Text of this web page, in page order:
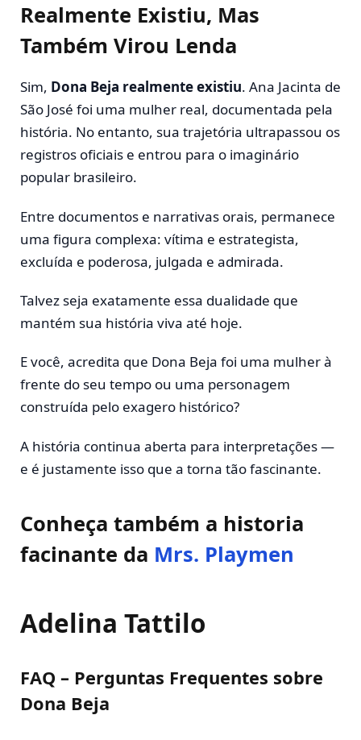
Realmente Existiu, Mas
Também Virou Lenda
Sim, Dona Beja realmente existiu. Ana Jacinta de
São José foi uma mulher real, documentada pela
história. No entanto, sua trajetória ultrapassou os
registros oficiais e entrou para o imaginário
popular brasileiro.
Entre documentos e narrativas orais, permanece
uma figura complexa: vítima e estrategista,
excluída e poderosa, julgada e admirada.
Talvez seja exatamente essa dualidade que
mantém sua história viva até hoje.
E você, acredita que Dona Beja foi uma mulher à
frente do seu tempo ou uma personagem
construída pelo exagero histórico?
A história continua aberta para interpretações —
e é justamente isso que a torna tão fascinante.
Conheça também a historia
facinante da Mrs. Playmen
Adelina Tattilo
FAQ – Perguntas Frequentes sobre
Dona Beja